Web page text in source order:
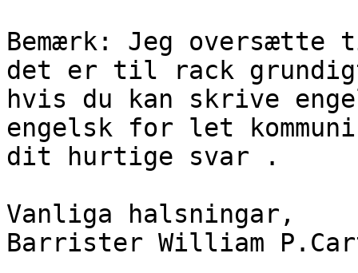
Bemærk: Jeg
det er til rack
hvis du kan skrive
engelsk for let
dit hurtige svar .
Vanliga halsningar,
Barrister William